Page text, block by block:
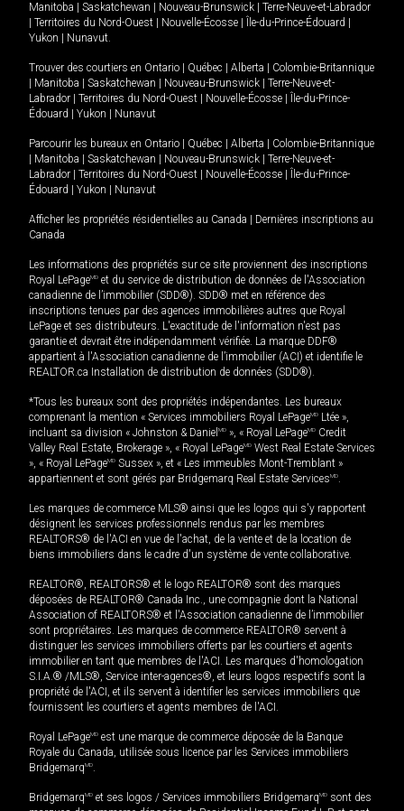
Manitoba
Saskatchewan Nouveau-Brunswick
Terre-Neuve-et-Labrador
Territoires du Nord-Ouest Nouvelle-Écosse Île-du-Prince-Édouard
Yukon
Nunavut.
Trouver des courtiers en Ontario Québec Alberta
Colombie-Britannique
Manitoba Saskatchewan Nouveau-Brunswick
Terre-Neuve-et-
Labrador
Territoires du Nord-Ouest Nouvelle-Écosse
Île-du-Prince-
Édouard
Yukon Nunavut
Parcourir les bureaux en Ontario Québec Alberta
Colombie-Britannique
Manitoba Saskatchewan Nouveau-Brunswick
Terre-Neuve-et-
Labrador
Territoires du Nord-Ouest Nouvelle-Écosse
Île-du-Prince-
Édouard
Yukon Nunavut
Afficher les propriétés résidentielles au Canada
Dernières inscriptions au
Canada
Les informations des propriétés sur ce site proviennent des inscriptions
Royal LePageMD et du service de distribution de données de l'Association
canadienne de l’immobilier (SDD®). SDD® met en référence des
inscriptions tenues par des agences immobilières autres que Royal
LePage et ses distributeurs. L'exactitude de l'information n'est pas
garantie et devrait être indépendamment vérifiée. La marque DDF®
appartient à l'Association canadienne de l’immobilier (ACI) et identifie le
REALTOR.ca Installation de distribution de données (SDD®).
*Tous les bureaux sont des propriétés indépendantes. Les bureaux
comprenant la mention « Services immobiliers Royal LePageMD Ltée »,
incluant sa division « Johnston & Daniel MD », « Royal LePageMD Credit
Valley Real Estate, Brokerage », « Royal LePageMD West Real Estate Services
», « Royal LePageMD Sussex », et « Les immeubles Mont-Tremblant »
appartiennent et sont gérés par Bridgemarq Real Estate ServicesMD.
Les marques de commerce MLS® ainsi que les logos qui s'y rapportent
désignent les services professionnels rendus par les membres
REALTORS® de l'ACI en vue de l'achat, de la vente et de la location de
biens immobiliers dans le cadre d'un système de vente collaborative.
REALTOR®, REALTORS® et le logo REALTOR® sont des marques
déposées de REALTOR® Canada Inc., une compagnie dont la National
Association of REALTORS® et l'Association canadienne de l’immobilier
sont propriétaires. Les marques de commerce REALTOR® servent à
distinguer les services immobiliers offerts par les courtiers et agents
immobilier en tant que membres de l'ACI. Les marques d'homologation
S.I.A.® /MLS®, Service inter-agences®, et leurs logos respectifs sont la
propriété de l'ACI, et ils servent à identifier les services immobiliers que
fournissent les courtiers et agents membres de l'ACI.
Royal LePageMD est une marque de commerce déposée de la Banque
Royale du Canada, utilisée sous licence par les Services immobiliers
BridgemarqMD.
BridgemarqMD et ses logos / Services immobiliers BridgemarqMD sont des